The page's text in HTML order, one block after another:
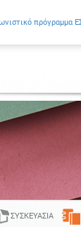
ΣΥΣΚΕΥΑΣΊΑ